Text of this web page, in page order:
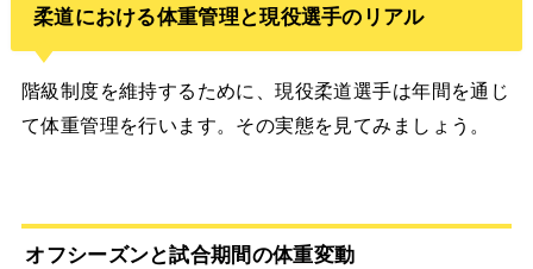
柔道における体重管理と現役選手のリアル
階級制度を維持するために、現役柔道選手は年間を通じ
て体重管理を行います。その実態を見てみましょう。
オフシーズンと試合期間の体重変動